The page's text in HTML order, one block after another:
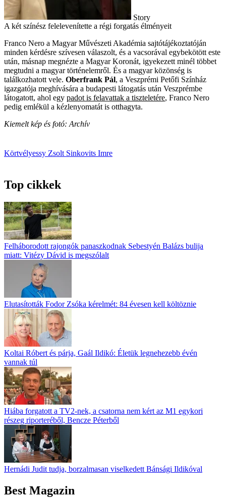
Story
A két színész felelevenítette a régi forgatás élményeit
Franco Nero a Magyar Művészeti Akadémia sajtótájékoztatóján
minden kérdésre szívesen válaszolt, és a vacsorával egybekötött este
után, másnap megnézte a Magyar Koronát, igyekezett minél többet
megtudni a magyar történelemről. És a magyar közönség is
találkozhatott vele. Oberfrank Pál, a Veszprémi Petőfi Színház
igazgatója meghívására a budapesti látogatás után Veszprémbe
látogatott, ahol egy padot is felavattak a tiszteletére, Franco Nero
pedig emlékül a kézlenyomatát is otthagyta.
Kiemelt kép és fotó: Archív
Körtvélyessy Zsolt Sinkovits Imre
Top cikkek
Felháborodott rajongók panaszkodnak Sebestyén Balázs bulija
miatt: Vitézy Dávid is megszólalt
Elutasították Fodor Zsóka kérelmét: 84 évesen kell költöznie
Koltai Róbert és párja, Gaál Ildikó: Életük legnehezebb évén
vannak túl
Hiába forgatott a TV2-nek, a csatorna nem kért az M1 egykori
részeg riporteréből, Bencze Péterből
Hernádi Judit tudja, borzalmasan viselkedett Bánsági Ildikóval
Best Magazin